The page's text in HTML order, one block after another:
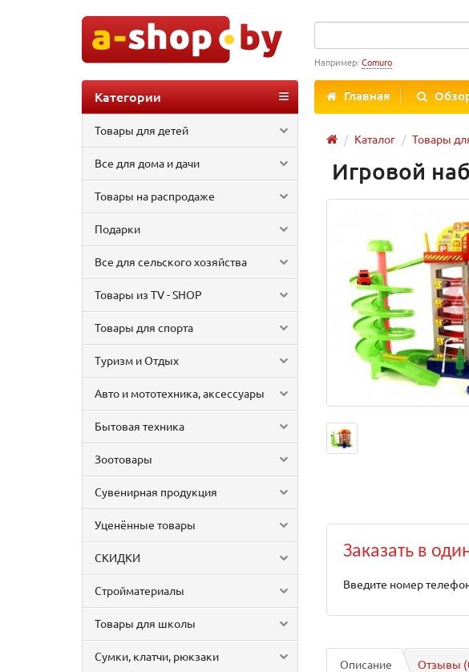
Например: Comuro
Главная
Категории
Товары для детей
Все для дома и дачи
Товары на распродаже
Подарки
Все для сельского хозяйства
Товары из TV - SHOP
Товары для спорта
Туризм и Отдых
Авто и мототехника, аксессуары
Бытовая техника
Зоотовары
Сувенирная продукция
Уценённые товары
СКИДКИ
Стройматериалы
Товары для школы
Сумки, клатчи, рюкзаки
Каталог Товары
Игровой
Заказать в
Введите номер
Описание Отзывы